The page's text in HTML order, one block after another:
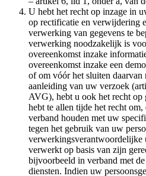
U hebt het recht op inzage in
op rectificatie en verwijdering
verwerking van gegevens te
verwerking noodzakelijk is
overeenkomst inzake
overeenkomst inzake een
of om vóór het sluiten daarvan
aanleiding van uw verzoek
AVG), hebt u ook het recht op
hebt te allen tijde het recht
verband houden met uw
tegen het gebruik van uw
verwerkingsverantwoordelijke
verwerkt op basis van zijn
bijvoorbeeld in verband met
diensten. Indien uw